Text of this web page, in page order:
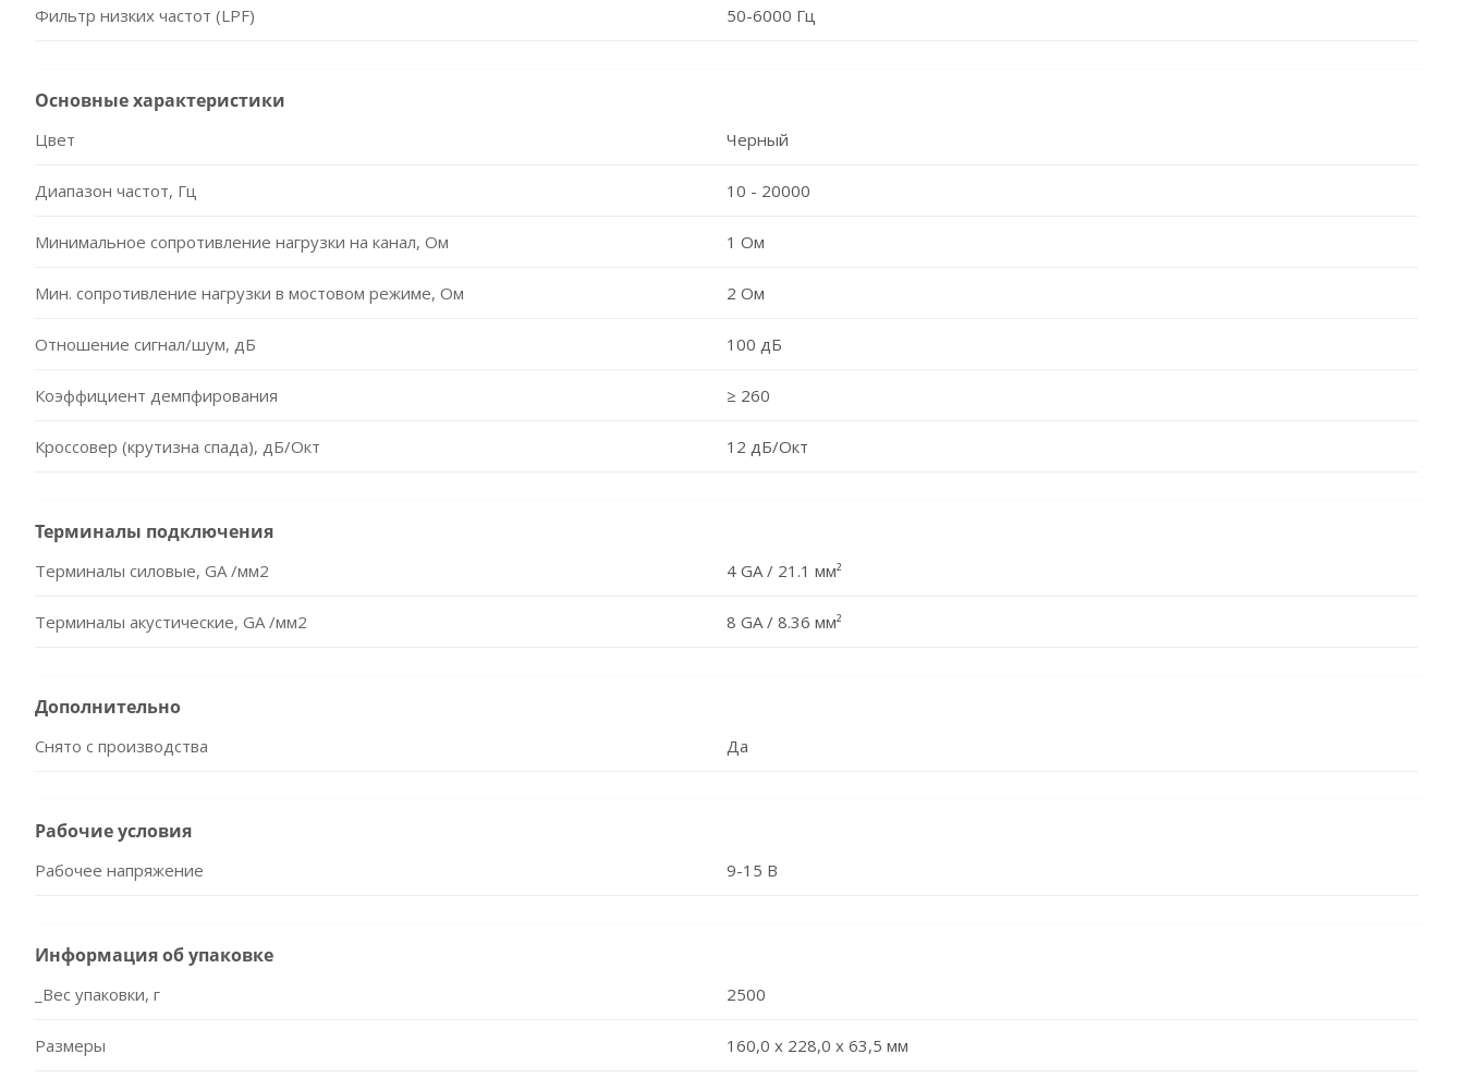
Фильтр низких частот (LPF) 50-6000 Гц
Основные характеристики
Цвет Черный
Диапазон частот, Гц 10 - 20000
Минимальное сопротивление нагрузки на канал, Ом 1 Ом
Мин. сопротивление нагрузки в мостовом режиме, Ом 2 Ом
Отношение сигнал/шум, дБ 100 дБ
Коэффициент демпфирования ≥ 260
Кроссовер (крутизна спада), дБ/Окт 12 дБ/Окт
Терминалы подключения
Терминалы силовые, GA /мм2 4 GA / 21.1 мм²
Терминалы акустические, GA /мм2 8 GA / 8.36 мм²
Дополнительно
Снято с производства Да
Рабочие условия
Рабочее напряжение 9-15 В
Информация об упаковке
_Вес упаковки, г 2500
Размеры 160,0 x 228,0 x 63,5 мм